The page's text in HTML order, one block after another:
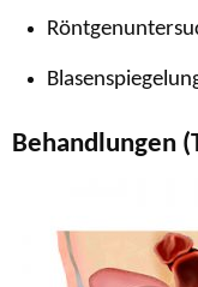
Behandlungen